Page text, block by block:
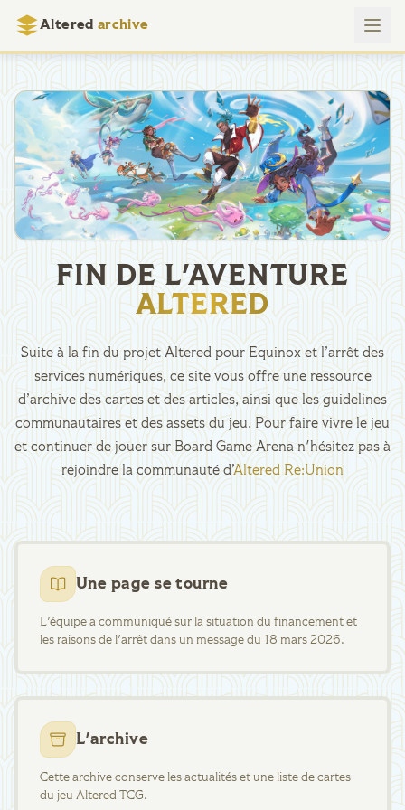
Altered archive
FIN DE L'AVENTURE
ALTERED
Suite à la fin du projet Altered pour Equinox et l’arrêt des
services numériques, ce site vous offre une ressource
d’archive des cartes et des articles, ainsi que les guidelines
communautaires et des assets du jeu. Pour faire vivre le jeu
et continuer de jouer sur Board Game Arena n'hésitez pas à
rejoindre la communauté d’Altered Re:Union
Une page se tourne
L'équipe a communiqué sur la situation du financement et
les raisons de l'arrêt dans un message du 18 mars 2026.
L'archive
Cette archive conserve les actualités et une liste de cartes
du jeu Altered TCG.